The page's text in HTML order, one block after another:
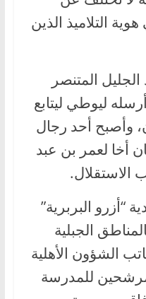
التلاميذ الذين
المتنصر
1927 حيث أرسله ليوطي ليتابع
وأصبح أحد رجال
أخا لعمر بن عبد
“أزرو البربرية”
الجبلية
الشؤون الأهلية
للمدرسة